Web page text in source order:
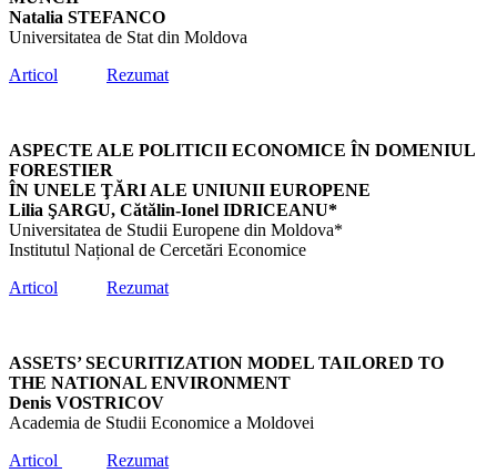
Natalia STEFANCO
Universitatea de Stat din Moldova
Articol
Rezumat
ASPECTE ALE POLITICII ECONOMICE ÎN DOMENIUL
FORESTIER
ÎN UNELE ŢĂRI ALE UNIUNII EUROPENE
Lilia ŞARGU, Cătălin-Ionel IDRICEANU*
Universitatea de Studii Europene din Moldova*
Institutul Național de Cercetări Economice
Articol
Rezumat
ASSETS’ SECURITIZATION MODEL TAILORED TO
THE NATIONAL ENVIRONMENT
Denis VOSTRICOV
Academia de Studii Economice a Moldovei
Articol
Rezumat